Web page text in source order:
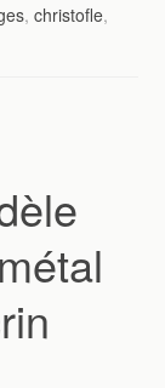
,christofle,